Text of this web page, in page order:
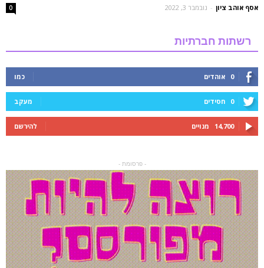
אסף אוהב ציון - נובמבר 3, 2022 0
רשתות חברתיות
0 אוהדים כמו
0 חסידים מעקב
14,700 מנויים להירשם
- פרסומת -